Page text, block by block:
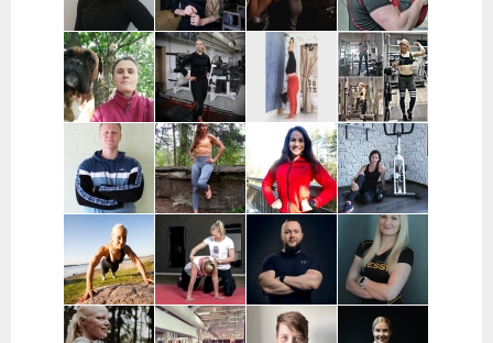
Espoo
Jenni Sukko |
Oulu
Elina Lepistö |
Pirkanmaa
Heidi Soikkeli
| Tampere
Jani Lehtilä |
Turku ja etä
Kati Raittinen
| Turku, Raisio,
Mynämäki,
Masku,
Nousiainen
Jenna Hakala
| Turku ja
Varsinais-
Suomi
Leinimaa |
Hyvinkää,
Hausjärvi,
Riihimäki
Christin
Moritz |
Helsinki,
Espoo ja
Vantaa
Samuli
Huttunen |
Porvoo ja
lähialueet
Janette
Latva-
Valkama |
Tampere ja
lähialueet
Sofia Kuisti-
Rannanjärvi |
Seinäjoki ja
etä
Jenni Harala |
Keski-Uusimaa ja
Pääkaupunkiseutu
Mira Auvinen
| Helsinki
Marika Uoti |
Helsinki ja
Markus
Paajala |
Sanni
Nevalainen |